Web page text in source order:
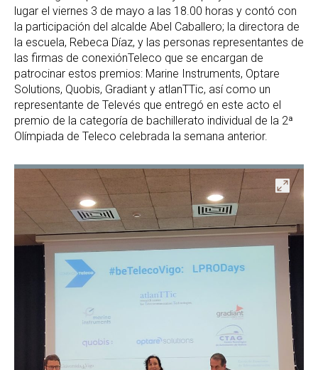
lugar el viernes 3 de mayo a las 18.00 horas y contó con
la participación del alcalde Abel Caballero; la directora de
la escuela, Rebeca Díaz, y las personas representantes de
las firmas de conexiónTeleco que se encargan de
patrocinar estos premios: Marine Instruments, Optare
Solutions, Quobis, Gradiant y atlanTTic, así como un
representante de Televés que entregó en este acto el
premio de la categoría de bachillerato individual de la 2ª
Olímpiada de Teleco celebrada la semana anterior.
Abrir